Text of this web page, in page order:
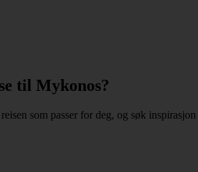
til Mykonos?
som passer for deg, og søk